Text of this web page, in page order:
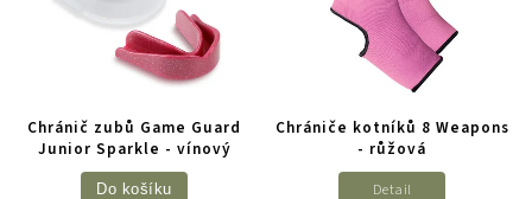
Chránič zubů Game Guard
Junior Sparkle - vínový
Do košíku
Chrániče kotníků 8 Weapons
- růžová
Detail